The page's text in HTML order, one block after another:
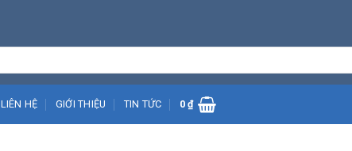
LIÊN HỆ GIỚI THIỆU TIN TỨC 0₫